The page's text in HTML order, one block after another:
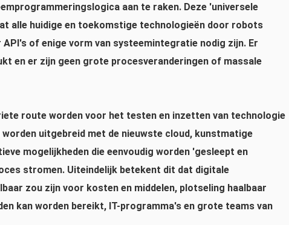
aan te raken. Deze 'universele
alle huidige en toekomstige technologieën door robots
of enige vorm van systeemintegratie nodig zijn. Er
en er zijn geen grote procesveranderingen of massale
route worden voor het testen en inzetten van technologie
uitgebreid met de nieuwste cloud, kunstmatige
mogelijkheden die eenvoudig worden 'gesleept en
stromen. Uiteindelijk betekent dit dat digitale
zou zijn voor kosten en middelen, plotseling haalbaar
kan worden bereikt, IT-programma's en grote teams van